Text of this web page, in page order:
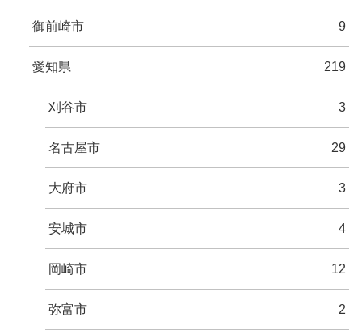
御前崎市 9
愛知県 219
刈谷市 3
名古屋市 29
大府市 3
安城市 4
岡崎市 12
弥富市 2